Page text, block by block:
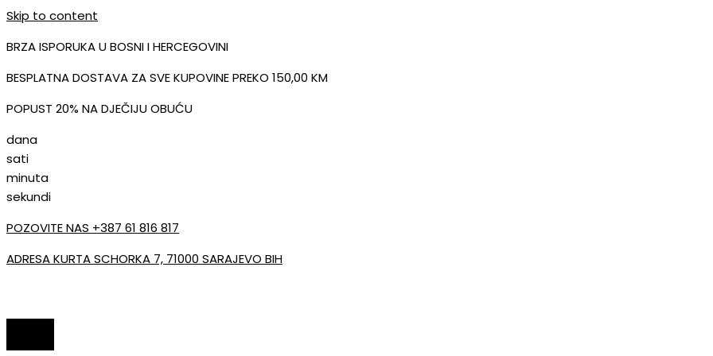
Skip to content
BRZA ISPORUKA U BOSNI I HERCEGOVINI
BESPLATNA DOSTAVA ZA SVE KUPOVINE PREKO 150,00 KM
POPUST 20% NA DJEČIJU OBUĆU
dana
sati
minuta
sekundi
POZOVITE NAS +387 61 816 817
ADRESA KURTA SCHORKA 7, 71000 SARAJEVO BIH